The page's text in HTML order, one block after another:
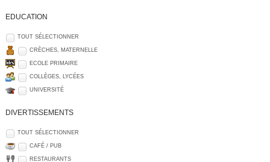
EDUCATION
TOUT SÉLECTIONNER
CRÈCHES, MATERNELLE
ECOLE PRIMAIRE
COLLÈGES, LYCÉES
UNIVERSITÉ
DIVERTISSEMENTS
TOUT SÉLECTIONNER
CAFÉ / PUB
RESTAURANTS